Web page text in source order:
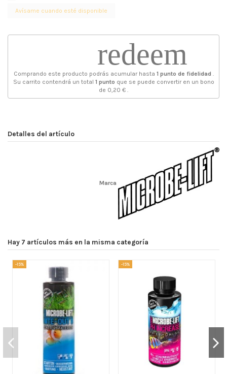
redeem
Comprando este producto podrás acumular hasta 1 punto de fidelidad
Su carrito contendrá un total 1 punto que se puede convertir en un bono
de 0,20 €
Detalles del artículo
Marca
Hay 7 artículos más en la misma categoría
-15% -15%